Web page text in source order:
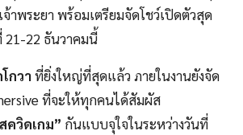
าพระยา พร้อมเตรียมจัดโชว์เปิดตัวสุด
21-22 ธันวาคมนี้
กวาที่ยิ่งใหญ่ที่สุดแล้ว ภายในงานยังจัด
ที่จะให้ทุกคนได้สัมผัส
ควิดเกม” กันแบบจุใจในระหว่างวันที่